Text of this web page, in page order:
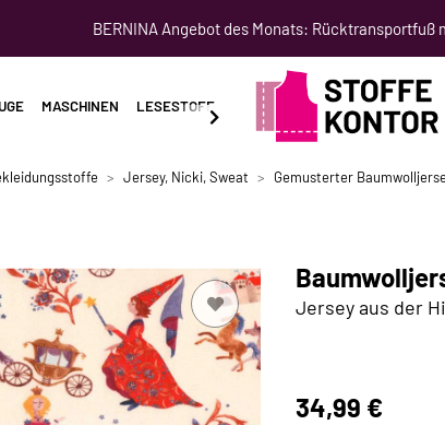
BERNINA Angebot des Monats: Rücktransportfuß
MASCHINEN LESESTOFF SCHNITTMUSTER NÄHKURSE
Jersey, Nicki, Sweat Gemusterter
Jersey aus der
34,99 €